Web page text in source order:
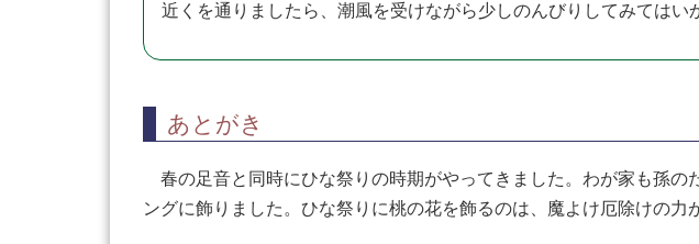
近くを通りましたら、潮風を受けながら少しのんびりしてみてはい
あとがき
春の足音と同時にひな祭りの時期がやってきました。わが家も孫
ングに飾りました。ひな祭りに桃の花を飾るのは、魔よけ厄除けの力